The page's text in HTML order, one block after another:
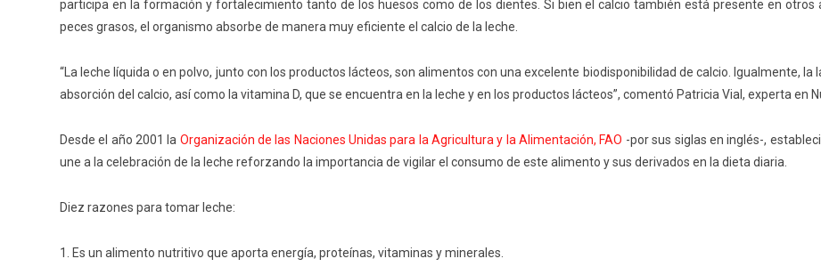
participa en la formación y fortalecimiento tanto de los huesos como de los dientes. Si bien el calcio también está presente en otros
peces grasos, el organismo absorbe de manera muy eficiente el calcio de la leche.
“ La leche líquida o en polvo, junto con los productos lácteos, son alimentos conuna excelente biodisponibilidad de calcio. Igualmente, la
absorción del calcio, así como la vitamina D, que se encuentra en la leche y en los productos lácteos”, comentó Patricia Vial, experta en
Desde el año 2001 la Organización de las Naciones Unidas para la Agricultura y la Alimentación, FAO -por sus siglas en inglés-,
une a la celebración de la leche reforzando la importancia de vigilar el consumo de este alimento y sus derivados en la dieta diaria.
Diez razones para tomar leche:
1. Es un alimento nutritivo que aporta energía, proteínas, vitaminas y minerales.